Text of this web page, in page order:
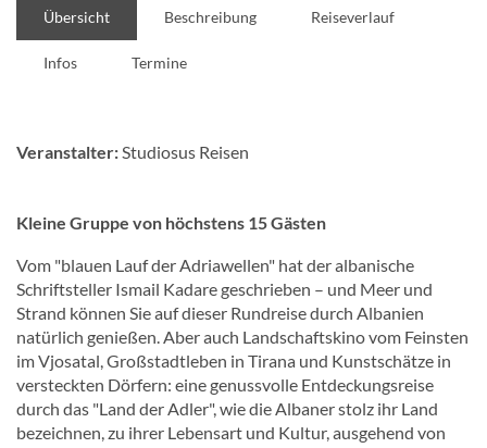
Übersicht Beschreibung Reiseverlauf
Infos Termine
Veranstalter:Studiosus Reisen
Kleine Gruppe von höchstens 15 Gästen
Vom "blauen Lauf der Adriawellen" hat der albanische
Schriftsteller Ismail Kadare geschrieben – und Meer und
Strand können Sie auf dieser Rundreise durch Albanien
natürlich genießen. Aber auch Landschaftskino vom Feinsten
im Vjosatal, Großstadtleben in Tirana und Kunstschätze in
versteckten Dörfern: eine genussvolle Entdeckungsreise
durch das "Land der Adler", wie die Albaner stolz ihr Land
bezeichnen, zu ihrer Lebensart und Kultur, ausgehend von